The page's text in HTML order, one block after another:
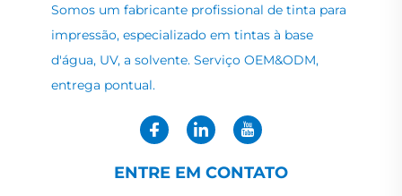
Somos um fabricante profissional de tinta para
impressão, especializado em tintas à base
d'água, UV, a solvente. Serviço OEM&ODM,
entrega pontual.
ENTRE EM CONTATO